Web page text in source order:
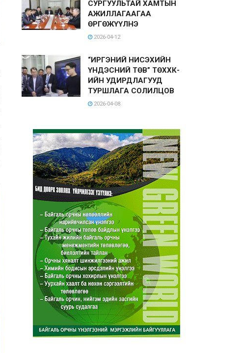
СУРГУУЛЬТАЙ ХАМТЫН
АЖИЛЛАГААГАА
ӨРГӨЖҮҮЛНЭ
2026-04-12
“ИРГЭНИЙ НИСЭХИЙН
ҮНДЭСНИЙ ТӨВ” ТӨХХК-
ИЙН УДИРДЛАГУУД
ТУРШЛАГА СОЛИЛЦОВ
2026-04-08